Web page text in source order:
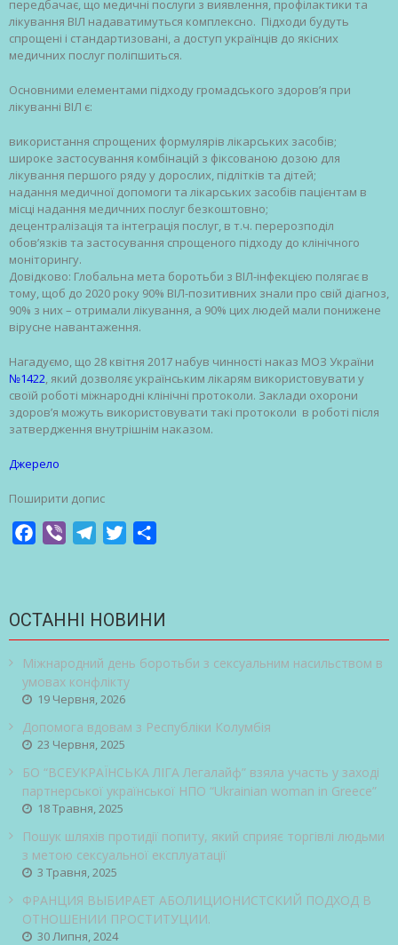
передбачає, що медичні послуги з виявлення, профілактики та
лікування ВІЛ надаватимуться комплексно. Підходи будуть
спрощені і стандартизовані, а доступ українців до якісних
медичних послуг поліпшиться.
Основними елементами підходу громадського здоров’я при
лікуванні ВІЛ є:
використання спрощених формулярів лікарських засобів;
широке застосування комбінацій з фіксованою дозою для
лікування першого ряду у дорослих, підлітків та дітей;
надання медичної допомоги та лікарських засобів пацієнтам в
місці надання медичних послуг безкоштовно;
децентралізація та інтеграція послуг, в т.ч. перерозподіл
обов’язків та застосування спрощеного підходу до клінічного
моніторингу.
Довідково: Глобальна мета боротьби з ВІЛ-інфекцією полягає в
тому, щоб до 2020 року 90% ВІЛ-позитивних знали про свій діагноз,
90% з них – отримали лікування, а 90% цих людей мали понижене
вірусне навантаження.
Нагадуємо, що 28 квітня 2017 набув чинності наказ МОЗ України
№1422, який дозволяє українським лікарям використовувати у
своїй роботі міжнародні клінічні протоколи. Заклади охорони
здоров’я можуть використовувати такі протоколи в роботі після
затвердження внутрішнім наказом.
Джерело
Поширити допис
Facebook
Viber TelegramTwitter
ОСТАННІ НОВИНИ
Міжнародний день боротьби з сексуальним насильством в
умовах конфлікту
19 Червня, 2026
Допомога вдовам з Республіки Колумбія
23 Червня, 2025
БО “ВСЕУКРАЇНСЬКА ЛІГА Легалайф” взяла участь у заході
партнерської української НПО “Ukrainian woman in Greece”
18 Травня, 2025
Пошук шляхів протидії попиту, який сприяє торгівлі людьми
з метою сексуальної експлуатації
3 Травня, 2025
ФРАНЦИЯ ВЫБИРАЕТ АБОЛИЦИОНИСТСКИЙ ПОДХОД В
ОТНОШЕНИИ ПРОСТИТУЦИИ.
30 Липня, 2024